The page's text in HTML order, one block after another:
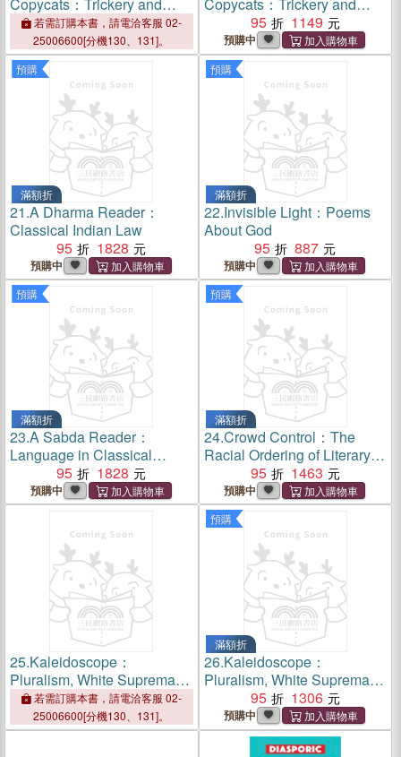
Deception in Nature
若需訂購本書，請電洽客服 02-
25006600[分機130、131]。
Deception in Nature
95 1149
預購中
預購
滿額折
21.A Dharma Reader：
Classical Indian Law
95
1828
預購中
預購
滿額折
22.Invisible Light：Poems
About God
95
887
預購中
預購
滿額折
23.A Sabda Reader：
Language in Classical
Indian Thought
95 1828
預購中
預購
滿額折
24.Crowd Control：The
Racial Ordering of Literary
Reward95 1463
預購中
25.Kaleidoscope：
Pluralism, White Supremacy,
and American Religious
History
若需訂購本書，請電洽客服 02-
25006600[分機130、131]。
預購
滿額折
26.Kaleidoscope：
Pluralism, White Supremacy,
and American Religious
History
95 1306
預購中